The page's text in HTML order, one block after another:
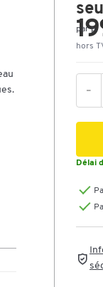
par p.
hors
-
Délai